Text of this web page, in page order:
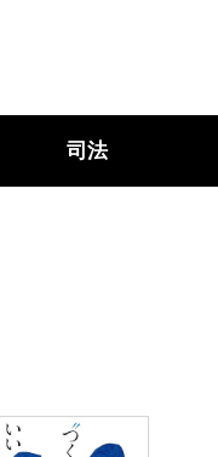
司法